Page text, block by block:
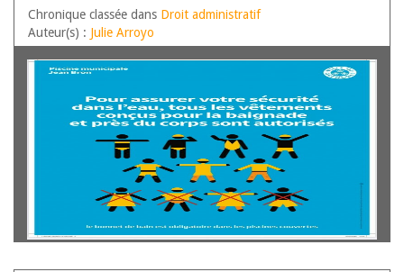
Chronique classée dans Droit administratif
Auteur(s) : Julie Arroyo